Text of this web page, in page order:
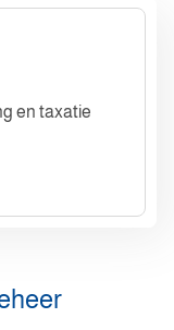
en taxatie